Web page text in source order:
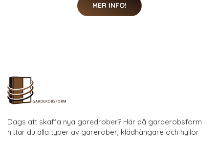
MER INFO!
Dags att skaffa nya garedrober? Här på garderobsform
hittar du alla typer av garerober, klädhängare och hyllor